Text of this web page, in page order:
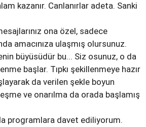
kazanır. Canlanırlar adeta. Sanki
ona özel, sadece
amacınıza ulaşmış olursunuz.
büyüsüdür bu... Siz osunuz, o da
başlar. Tıpkı şekillenmeye hazır
da verilen şekle boyun
ve onarılma da orada başlamış
programlara davet ediliyorum.